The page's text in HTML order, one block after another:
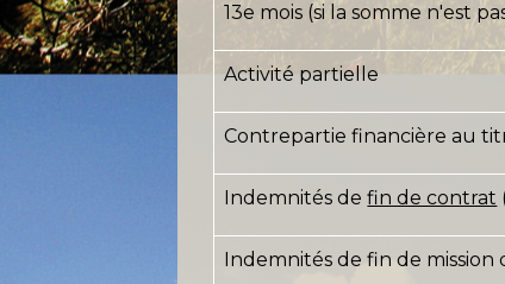
13e mois (si la somme n'est
Activité partielle
Contrepartie financière au
Indemnités defin de contrat
Indemnités de fin de